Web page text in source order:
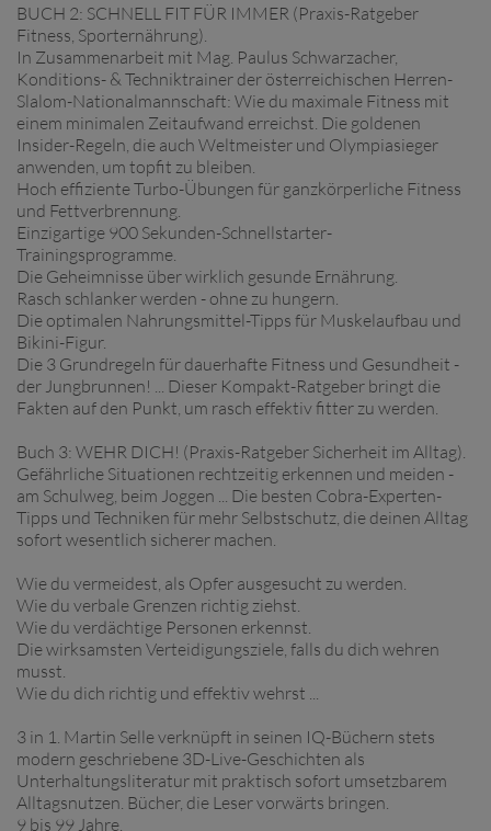
BUCH 2: SCHNELL FIT FÜR IMMER (Praxis-Ratgeber
Fitness, Sporternährung).
In Zusammenarbeit mit Mag. Paulus Schwarzacher,
Konditions- & Techniktrainer der österreichischen Herren-
Slalom-Nationalmannschaft: Wie du maximale Fitness mit
einem minimalen Zeitaufwand erreichst. Die goldenen
Insider-Regeln, die auch Weltmeister und Olympiasieger
anwenden, um topfit zu bleiben.
Hoch effiziente Turbo-Übungen für ganzkörperliche Fitness
und Fettverbrennung.
Einzigartige 900 Sekunden-Schnellstarter-
Trainingsprogramme.
Die Geheimnisse über wirklich gesunde Ernährung.
Rasch schlanker werden - ohne zu hungern.
Die optimalen Nahrungsmittel-Tipps für Muskelaufbau und
Bikini-Figur.
Die 3 Grundregeln für dauerhafte Fitness und Gesundheit -
der Jungbrunnen! ... Dieser Kompakt-Ratgeber bringt die
Fakten auf den Punkt, um rasch effektiv fitter zu werden.
Buch 3: WEHR DICH! (Praxis-Ratgeber Sicherheit im Alltag).
Gefährliche Situationen rechtzeitig erkennen und meiden -
am Schulweg, beim Joggen ... Die besten Cobra-Experten-
Tipps und Techniken für mehr Selbstschutz, die deinen Alltag
sofort wesentlich sicherer machen.
Wie du vermeidest, als Opfer ausgesucht zu werden.
Wie du verbale Grenzen richtig ziehst.
Wie du verdächtige Personen erkennst.
Die wirksamsten Verteidigungsziele, falls du dich wehren
musst.
Wie du dich richtig und effektiv wehrst ...
3 in 1. Martin Selle verknüpft in seinen IQ-Büchern stets
modern geschriebene 3D-Live-Geschichten als
Unterhaltungsliteratur mit praktisch sofort umsetzbarem
Alltagsnutzen. Bücher, die Leser vorwärts bringen.
9 bis 99 Jahre.